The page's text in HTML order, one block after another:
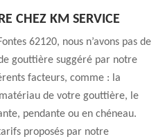
CHEZ KM SERVICE
62120, nous n’avons pas de
gouttière suggéré par notre
facteurs, comme : la
de votre gouttière, le
pendante ou en chéneau.
proposés par notre